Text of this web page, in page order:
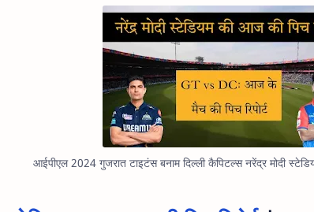
आईपीएल 2024 गुजरात टाइटंस बनाम दिल्ली कैपिटल्स नरेंद्र मोदी